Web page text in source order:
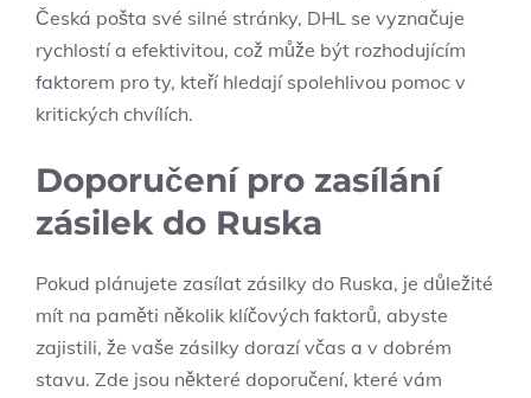
Česká pošta své silné stránky, DHL se vyznačuje
rychlostí a efektivitou, což může být rozhodujícím
faktorem pro ty, kteří hledají spolehlivou pomoc v
kritických chvílích.
Doporučení pro zasílání
zásilek do Ruska
Pokud plánujete zasílat zásilky do Ruska, je důležité
mít na paměti několik klíčových faktorů, abyste
zajistili, že vaše zásilky dorazí včas a v dobrém
stavu. Zde jsou některé doporučení, které vám